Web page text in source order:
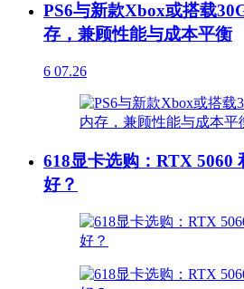
PS6与新款Xbox或搭载
存，兼顾性能与成本平衡
6 07.26
618显卡选购：RTX 5060
好？